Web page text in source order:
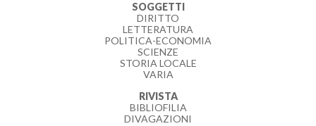
SOGGETTI
DIRITTO
LETTERATURA
POLITICA-ECONOMIA
SCIENZE
STORIA LOCALE
VARIA
RIVISTA
BIBLIOFILIA
DIVAGAZIONI